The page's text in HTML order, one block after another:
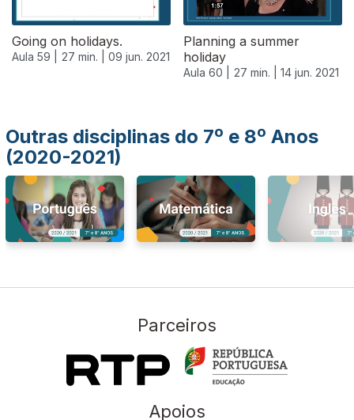
Going on holidays.
Aula 59 | 27 min. | 09 jun. 2021
Planning a summer
holiday
Aula 60 | 27 min. | 14 jun. 2021
Outras disciplinas do 7º e 8º Anos
(2020-2021)
Parceiros
Apoios